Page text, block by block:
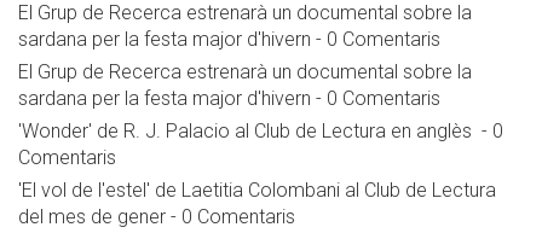
El Grup de Recerca estrenarà un documental sobre la
sardana per la festa major d'hivern - 0 Comentaris
El Grup de Recerca estrenarà un documental sobre la
sardana per la festa major d'hivern - 0 Comentaris
'Wonder' de R. J. Palacio al Club de Lectura en anglès - 0
Comentaris
'El vol de l'estel' de Laetitia Colombani al Club de Lectura
del mes de gener - 0 Comentaris